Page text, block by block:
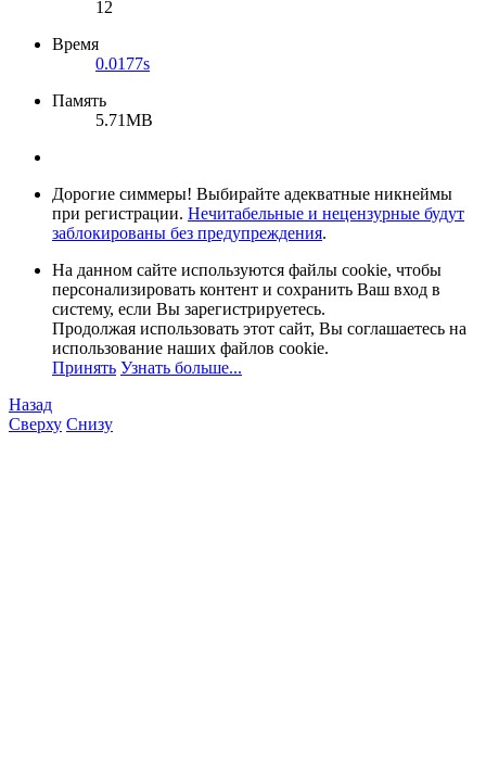
12
Время
0.0177s
Память
5.71MB
Дорогие симмеры! Выбирайте адекватные никнеймы
при регистрации. Нечитабельные и нецензурные будут
заблокированы без предупреждения.
На данном сайте используются файлы cookie, чтобы
персонализировать контент и сохранить Ваш вход в
систему, если Вы зарегистрируетесь.
Продолжая использовать этот сайт, Вы соглашаетесь на
использование наших файлов cookie.
Принять Узнать больше...
Назад
Сверху Снизу